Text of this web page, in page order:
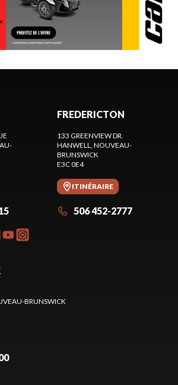
FREDERICTON
133 GREENVIEW DR.
HANWELL , NOUVEAU-
BRUNSWICK
E3C 0E4
ITINÉRAIRE
506 452-2777
BRUNSWICK